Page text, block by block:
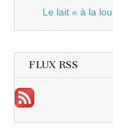
Le lait « à la
FLUX RSS